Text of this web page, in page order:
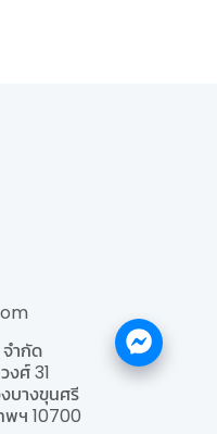
ำกัด
ศ์ 31
บางขุนศรี
พฯ 10700